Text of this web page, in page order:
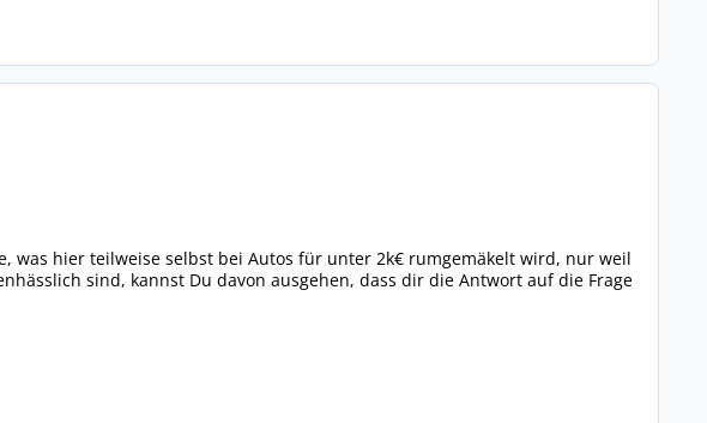
was hier teilweise selbst bei Autos für unter 2k€ rumgemäkelt wird, nur weil
sind, kannst Du davon ausgehen, dass dir die Antwort auf die Frage